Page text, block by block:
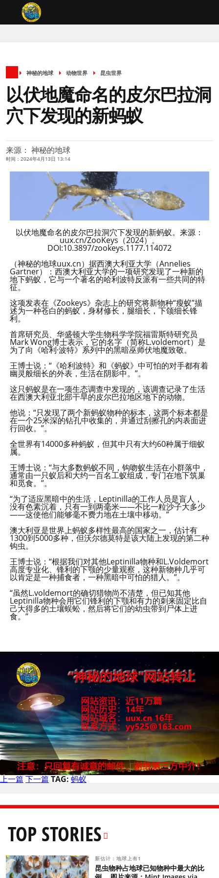
神秘的地球 动物世界 昆虫世界
以伏地魔命名的皮尔巴拉洞
穴下发现的新蚂蚁
来源： 神秘的地球
时间：2024年4月13日 13:14
以伏地魔命名的皮尔巴拉洞穴下发现的新蚂蚁。来源：
uux.cn/ZooKeys（2024）。
DOI:10.3897/zookeys.1177.114072
（神秘的地球uux.cn）据西澳大利亚大学（Annelies
Gartner）：西澳大利亚大学的一项研究发现了一种新的
地下蚂蚁，它与一个著名的哈利波特反派有一些共同的特
征。
这项发表在《Zookeys》杂志上的研究将新物种“瘦蚁”描
述为一种苍白的蚂蚁，身材修长，腿细长，下颌细长锋
利。
首席研究员、华盛顿大学生物科学学院福雷斯特研究员
Mark Wong博士表示，它的名字（简称L.voldemort）是
为了向《哈利·波特》系列中的黑暗巫师伏地魔致敬。
王博士说：“《哈利波特》和《蚂蚁》中可怕的对手都有着
幽灵般细长的外表，生活在阴影中。”。
这只蚂蚁是在一项生态调查中发现的，该调查记录了生活
在西澳大利亚北部干旱的皮尔巴拉地区地下的动物。
他说：“只发现了两个新蚂蚁物种的标本，这两个标本都是
在一个25米深的钻孔中收集的，并通过刮擦孔的内表面进
行回收。”。
全世界有14000多种蚂蚁，但其中只有大约60种属于细蚁
属。
王博士说：“与大多数蚂蚁不同，钩吻蚁生活在小群落中，
通常由一只蚁后和大约一百名工蚁组成，专门在地下筑巢
和觅食。”。
“为了适应黑暗中的生活，Leptinilla的工作人员是盲人，
没有色素沉着，只有一到两毫米——不比一粒沙子大多少
——这使他们能够毫不费力地在土壤中移动。”
澳大利亚是世界上蚂蚁多样性最高的国家之一，估计有
1300到5000多种，但沃尔德莫特是该大陆上发现的第二种
钩虫。
王博士说：“根据我们对其他Leptinilla物种和L.Voldemort
高度专业化、锋利的下颚的少量观察，这种新物种几乎可
以肯定是一种捕食者，一种黑暗中可怕的猎人。”。
“虽然L.voldemort的确切猎物尚不清楚，但已知其他
Leptinilla物种会用它们锋利的下颚和有力的刺来固定比自
己大得多的土壤蜈蚣，然后将它们的幼虫带到尸体上进
食。”
上一篇 下一篇 TAG: 蚂蚁
TOP STORIES
新估计：地球上有1
昆虫物种占地球已知物种中最大的比